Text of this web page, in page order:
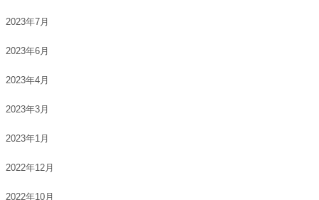
2023年7月
2023年6月
2023年4月
2023年3月
2023年1月
2022年12月
2022年10月